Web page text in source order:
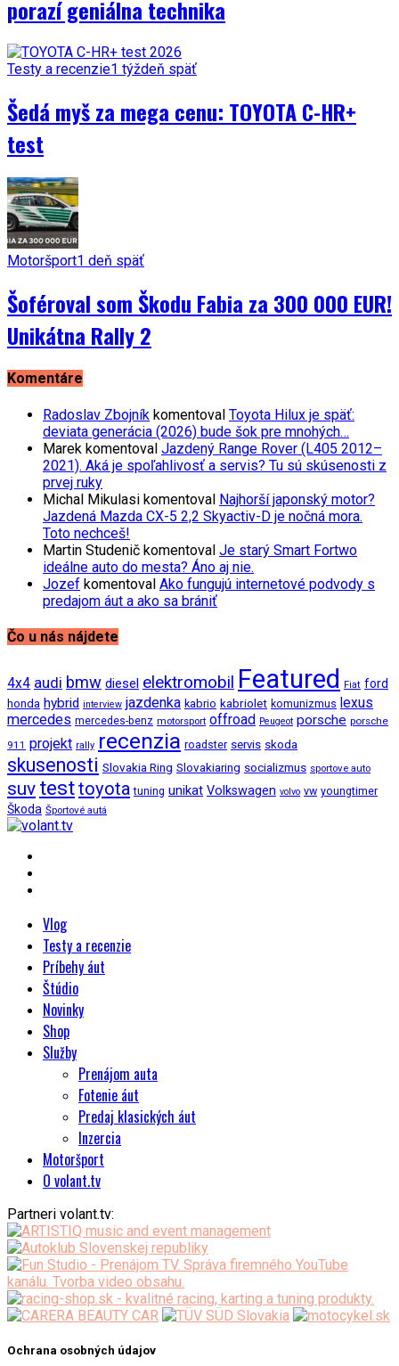
porazí geniálna technika
Testy a recenzie1 týždeň späť
Šedá myš za mega cenu: TOYOTA C-HR+
test
Motoršport1 deň späť
Šoféroval som Škodu Fabia za 300 000 EUR!
Unikátna Rally 2
Komentáre
Radoslav Zbojník komentoval Toyota Hilux je späť:
deviata generácia (2026) bude šok pre mnohých…
Marek komentoval Jazdený Range Rover (L405 2012–
2021). Aká je spoľahlivosť a servis? Tu sú skúsenosti z
prvej ruky
Michal Mikulasi komentoval Najhorší japonský motor?
Jazdená Mazda CX-5 2,2 Skyactiv-D je nočná mora.
Toto nechceš!
Martin Studenič komentoval Je starý Smart Fortwo
ideálne auto do mesta? Áno aj nie.
Jozef komentoval Ako fungujú internetové podvody s
predajom áut a ako sa brániť
Čo u nás nájdete
4x4 audi bmw diesel elektromobil Featured Fiat ford
honda hybrid interview jazdenka kabrio kabriolet komunizmus lexus
mercedes mercedes-benz motorsport offroad Peugeot porsche porsche
911 projekt rally recenzia roadster servis skoda
skusenosti Slovakia Ring Slovakiaring socializmus sportove auto
suv testtoyota tuning unikat Volkswagen volvo vw youngtimer
Škoda Športové autá
Vlog
Testy a recenzie
Príbehy áut
Štúdio
Novinky
Shop
Služby
Prenájom auta
Fotenie áut
Predaj klasických áut
Inzercia
Motoršport
O volant.tv
Partneri volant.tv:
Ochrana osobných údajov